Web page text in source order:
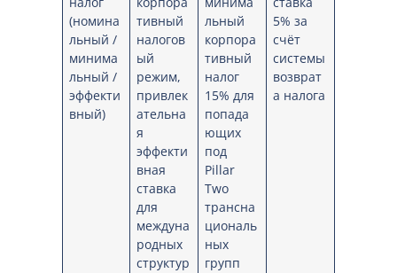
(номина
льный /
минима
льный /
эффекти
вный)
тивный
налогов
ый
режим,
привлек
ательна
я
эффекти
вная
ставка
для
междуна
родных
структур
льный
корпора
тивный
налог
15% для
попада
ющих
под
Pillar
Two
трансна
циональ
ных
групп
5% за
счёт
системы
возврат
а налога